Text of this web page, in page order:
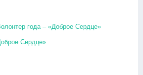
года – «Доброе Сердце»
Сердце»